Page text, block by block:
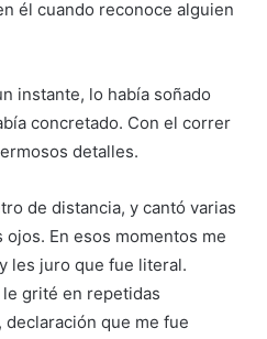
él cuando reconoce alguien
instante, lo había soñado
concretado. Con el correr
detalles.
de distancia, y cantó varias
En esos momentos me
les juro que fue literal.
le grité en repetidas
, declaración que me fue